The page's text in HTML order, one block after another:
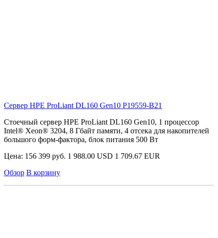
Сервер HPE ProLiant DL160 Gen10 P19559-B21
Стоечный сервер HPE ProLiant DL160 Gen10, 1 процессор
Intel® Xeon® 3204, 8 Гбайт памяти, 4 отсека для накопителей
большого форм-фактора, блок питания 500 Вт
Цена: 156 399 руб. 1 988.00 USD 1 709.67 EUR
Обзор В корзину